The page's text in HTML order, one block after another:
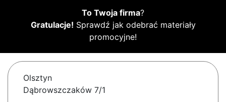
To Twoja firma?
Gratulacje! Sprawdź jak odebrać materiały
promocyjne!
Olsztyn
Dąbrowszczaków 7/1